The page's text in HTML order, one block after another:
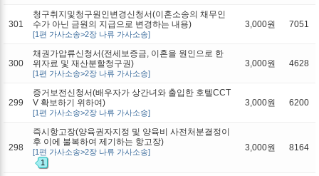
301
청구취지및청구원인변경신청서(이혼소송의 채무인
수가 아닌 금원의 지급으로 변경하는 내용)
[1편 가사소송>2장 나류 가사소송]
3,000원 7051
300
채권가압류신청서(전세보증금, 이혼을 원인으로 한
위자료 및 재산분할청구권)
[1편 가사소송>2장 나류 가사소송]
3,000원 4628
299
증거보전신청서(배우자가 상간녀와 출입한 호텔CCT
V 확보하기 위하여)
[1편 가사소송>2장 나류 가사소송]
3,000원 6200
298
즉시항고장(양육권자지정 및 양육비 사전처분결정이
후 이에 불복하여 제기하는 항고장)
[1편 가사소송>2장 나류 가사소송]
1
3,000원 8164